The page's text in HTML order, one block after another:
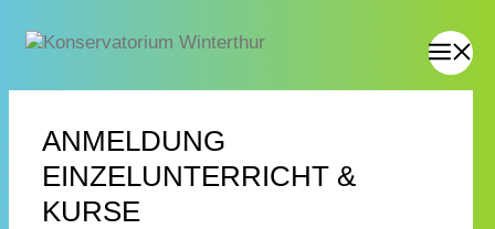
ANMELDUNG
EINZELUNTERRICHT &
KURSE